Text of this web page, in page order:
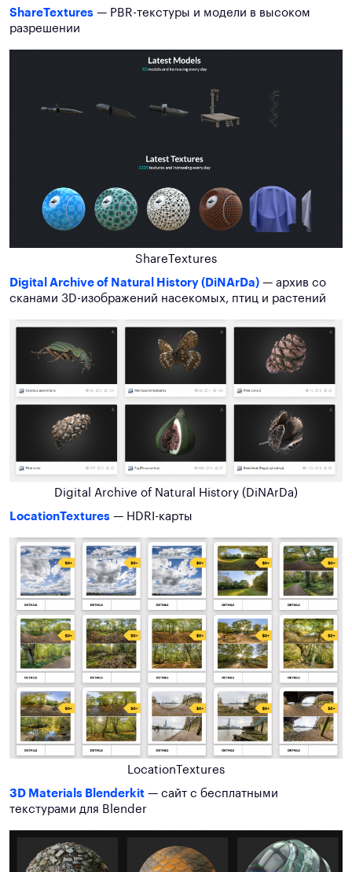
ShareTextures — PBR-текстуры и модели в высоком
разрешении
ShareTextures
Digital Archive of Natural History (DiNArDa) — архив со
сканами 3D-изображений насекомых, птиц и растений
Digital Archive of Natural History (DiNArDa)
LocationTextures — HDRI-карты
LocationTextures
3D Materials Blenderkit — сайт с бесплатными
текстурами для Blender